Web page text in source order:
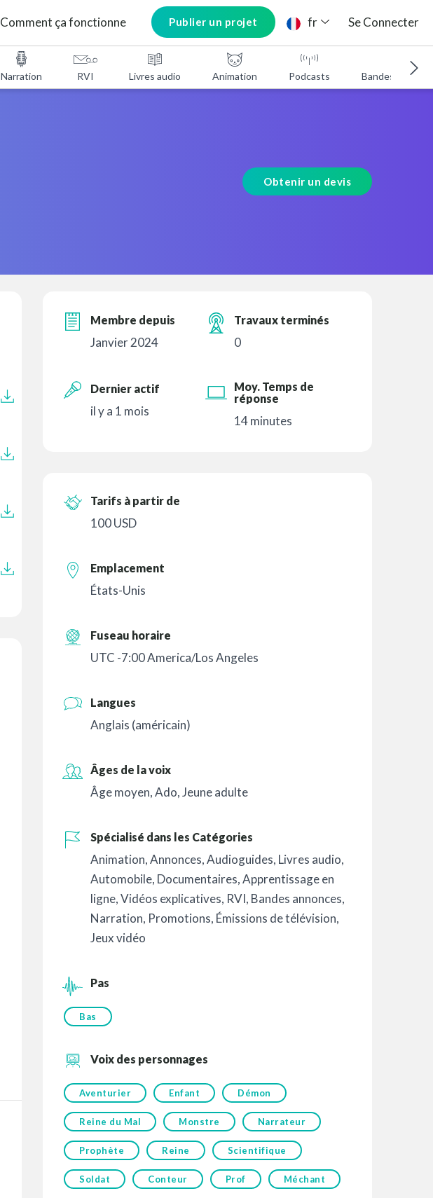
Comment ça fonctionne Publier un projet fr Se Connecter
Narration RVI Livres audio Animation Podcasts Bandes
Obtenir un devis
Membre depuis
Janvier 2024
Travaux terminés
0
Dernier actif
il y a 1 mois
Moy. Temps de
réponse
14 minutes
Tarifs à partir de
100 USD
Emplacement
États-Unis
Fuseau horaire
UTC -7:00 America/Los Angeles
Langues
Anglais (américain)
Âges de la voix
Âge moyen,Ado,Jeune adulte
Spécialisé dans les Catégories
Animation,Annonces,Audioguides, Livres audio,
Automobile, Documentaires,Apprentissage en
ligne,Vidéos explicatives, RVI, Bandes annonces,
Narration, Promotions, Émissions de télévision,
Jeux vidéo
Pas
Bas
Voix des personnages
Aventurier Enfant Démon
Reine du Mal Monstre Narrateur
Prophète Reine Scientifique
Soldat Conteur Prof Méchant